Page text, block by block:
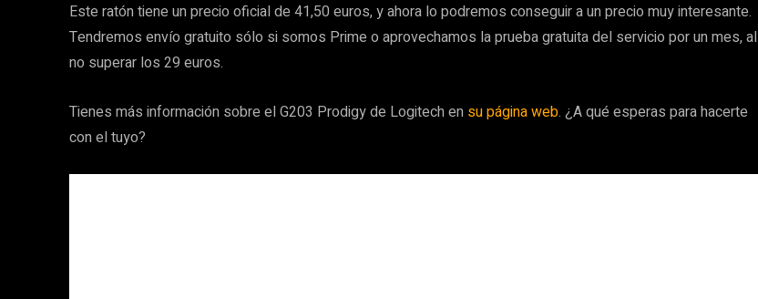
Este ratón tiene un precio oficial de 41,50 euros, y ahora lo podremos conseguir a un precio muy interesante.
Tendremos envío gratuito sólo si somos Prime o aprovechamos la prueba gratuita del servicio por un mes, al
no superar los 29 euros.
Tienes más información sobre el G203 Prodigy de Logitech en su página web. ¿A qué esperas para hacerte
con el tuyo?